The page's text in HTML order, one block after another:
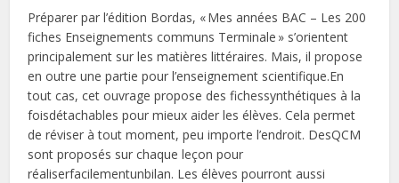
Préparer par l’édition Bordas, « Mes années BAC – Les 200
fiches Enseignements communs Terminale » s’orientent
principalement sur les matières littéraires. Mais, il propose
en outre une partie pour l’enseignement scientifique.En
tout cas, cet ouvrage propose des fichessynthétiques à la
foisdétachables pour mieux aider les élèves. Cela permet
de réviser à tout moment, peu importe l’endroit. DesQCM
sont proposés sur chaque leçon pour
réaliserfacilementunbilan. Les élèves pourront aussi